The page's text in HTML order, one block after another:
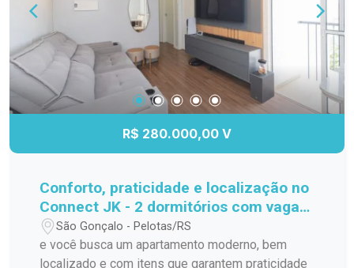
R$ 280.000,00 V
Conforto, praticidade e localização no
Connect JK - 2 dormitórios com vaga
privativa!
São Gonçalo - Pelotas/RS
e você busca um apartamento moderno, bem
localizado e com itens que garantem praticidade